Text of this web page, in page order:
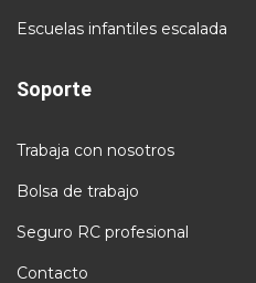
Escuelas infantiles escalada
Soporte
Trabaja con nosotros
Bolsa de trabajo
Seguro RC profesional
Contacto